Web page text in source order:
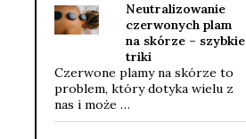
Neutralizowanie
czerwonych plam
na skórze – szybkie
triki
Czerwone plamy na skórze to
problem, który dotyka wielu z
nas i może …